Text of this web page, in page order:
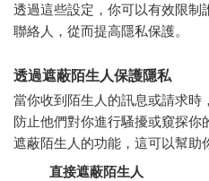
透過這些設定，你可以有效限制
聯絡人，從而提高隱私保護。
透過遮蔽陌生人保護隱私
當你收到陌生人的訊息或請求時
防止他們對你進行騷擾或窺探你
遮蔽陌生人的功能，這可以幫助
直接遮蔽陌生人